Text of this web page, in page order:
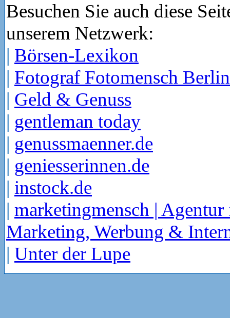
Besuchen Sie auch diese
unserem Netzwerk:
| Börsen-Lexikon
| Fotograf Fotomensch Berlin
| Geld & Genuss
| gentleman today
| genussmaenner.de
| geniesserinnen.de
| instock.de
| marketingmensch | Agentur
Marketing, Werbung &
| Unter der Lupe